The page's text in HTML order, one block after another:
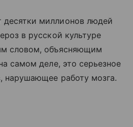
миллионов людей
в русской культуре
словом, объясняющим
самом деле, это серьезное
нарушающее работу мозга.